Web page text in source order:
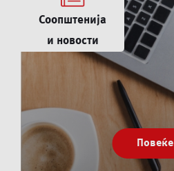
Соопштенија
и новости
Повеќе